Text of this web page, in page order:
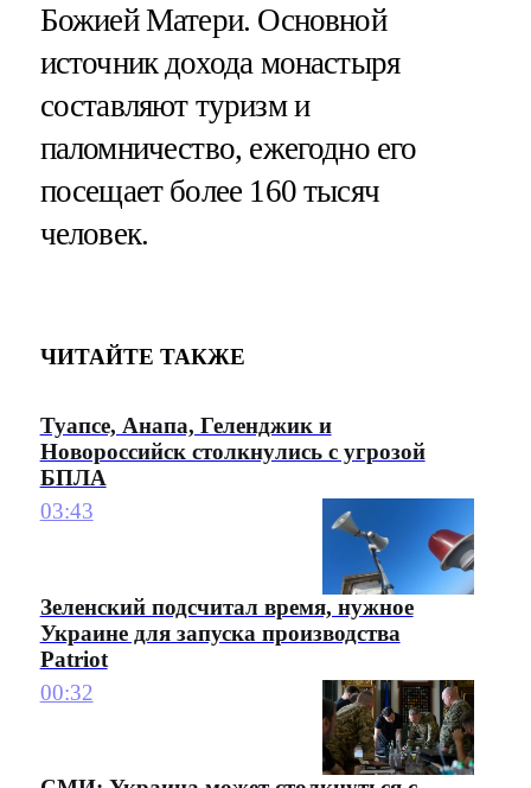
Божией Матери. Основной
источник дохода монастыря
составляют туризм и
паломничество, ежегодно его
посещает более 160 тысяч
человек.
ЧИТАЙТЕ ТАКЖЕ
Туапсе, Анапа, Геленджик и
Новороссийск столкнулись с угрозой
БПЛА
03:43
Зеленский подсчитал время, нужное
Украине для запуска производства
Patriot
00:32